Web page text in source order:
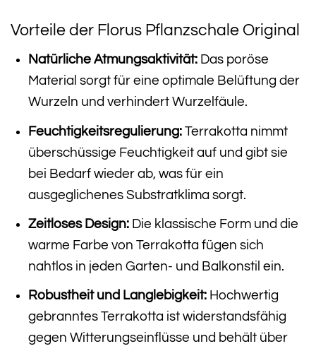
Vorteile der Florus Pflanzschale Original
Natürliche Atmungsaktivität:Das poröse
Material sorgt für eine optimale Belüftung der
Wurzeln und verhindert Wurzelfäule.
Feuchtigkeitsregulierung:Terrakotta nimmt
überschüssige Feuchtigkeit auf und gibt sie
bei Bedarf wieder ab, was für ein
ausgeglichenes Substratklima sorgt.
Zeitloses Design:Die klassische Form und die
warme Farbe von Terrakotta fügen sich
nahtlos in jeden Garten- und Balkonstil ein.
Robustheit und Langlebigkeit:Hochwertig
gebranntes Terrakotta ist widerstandsfähig
gegen Witterungseinflüsse und behält über